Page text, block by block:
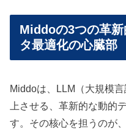
Middoの3つの革
タ最適化の心臓部
Middoは、LLM（大規模
上させる、革新的な動的
す。その核心を担うのが